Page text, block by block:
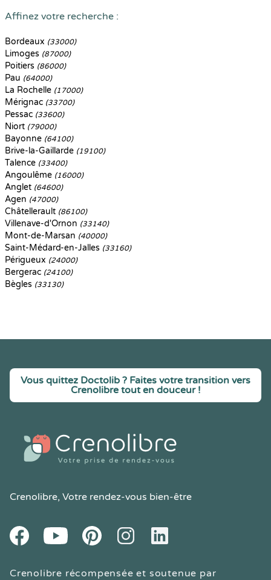
Affinez votre recherche :
Bordeaux (33000)
Limoges (87000)
Poitiers (86000)
Pau (64000)
La Rochelle (17000)
Mérignac (33700)
Pessac (33600)
Niort (79000)
Bayonne (64100)
Brive-la-Gaillarde (19100)
Talence (33400)
Angoulême (16000)
Anglet (64600)
Agen (47000)
Châtellerault (86100)
Villenave-d'Ornon (33140)
Mont-de-Marsan (40000)
Saint-Médard-en-Jalles (33160)
Périgueux (24000)
Bergerac (24100)
Bègles (33130)
Vous quittez Doctolib ? Faites votre transition vers
Crenolibre tout en douceur !
Crenolibre, Votre rendez-vous bien-être
FacebookYoutube PinteresetInstagramLinkedIn
Crenolibre récompensée et soutenue par